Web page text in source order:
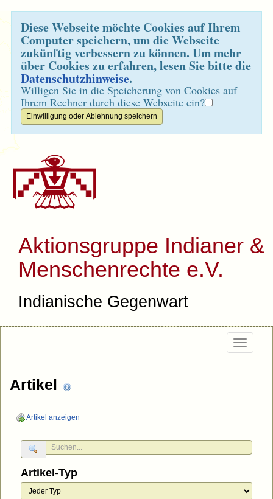
Diese Webseite möchte Cookies auf Ihrem
Computer speichern, um die Webseite
zukünftig verbessern zu können. Um mehr
über Cookies zu erfahren, lesen Sie bitte die
Datenschutzhinweise.
Willigen Sie in die Speicherung von Cookies auf
Ihrem Rechner durch diese Webseite ein?
Aktionsgruppe Indianer &
Menschenrechte e.V.
Indianische Gegenwart
Artikel
Artikel anzeigen
Artikel-Typ